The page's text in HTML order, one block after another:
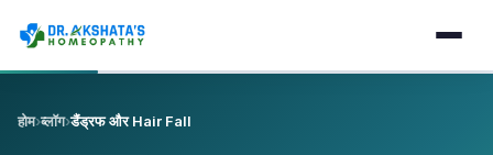
होम›ब्लॉग›डैंड्रफ और Hair Fall